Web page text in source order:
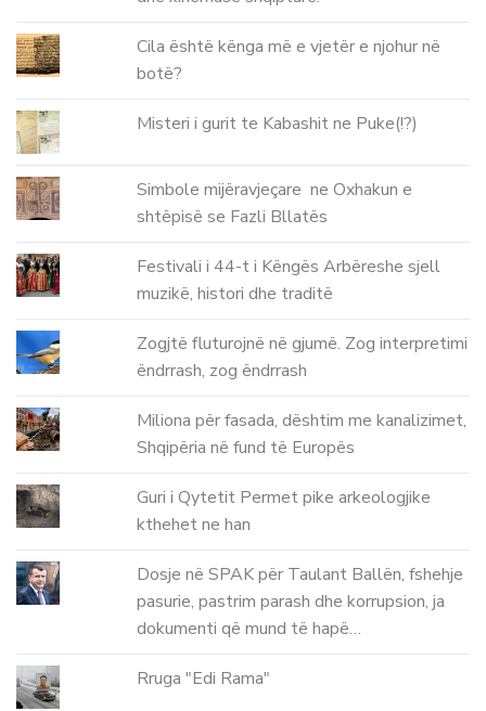
Cila është kënga më e vjetër e njohur në
botë?
Misteri i gurit te Kabashit ne Puke(!?)
Simbole mijëravjeçare ne Oxhakun e
shtëpisë se Fazli Bllatës
Festivali i 44-t i Këngës Arbëreshe sjell
muzikë, histori dhe traditë
Zogjtë fluturojnë në gjumë. Zog interpretimi
ëndrrash, zog ëndrrash
Miliona për fasada, dështim me kanalizimet,
Shqipëria në fund të Europës
Guri i Qytetit Permet pike arkeologjike
kthehet ne han
Dosje në SPAK për Taulant Ballën, fshehje
pasurie, pastrim parash dhe korrupsion, ja
dokumenti që mund të hapë…
Rruga "Edi Rama"